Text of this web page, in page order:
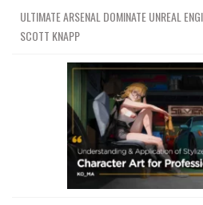
ULTIMATE ARSENAL DOMINATE UNREAL
SCOTT KNAPP